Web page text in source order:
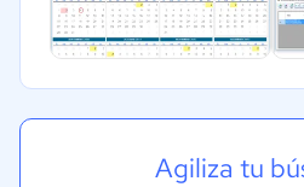
Agiliza tu